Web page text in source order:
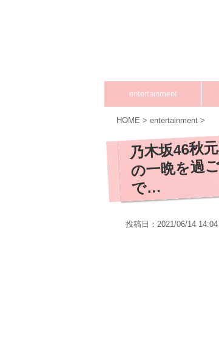
entertainment
HOME > entertainment >
乃木坂46秋
の一晩を過
で…
投稿日：2021/06/14 14:04